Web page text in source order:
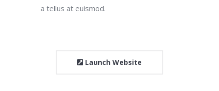
a tellus at euismod.
Launch Website